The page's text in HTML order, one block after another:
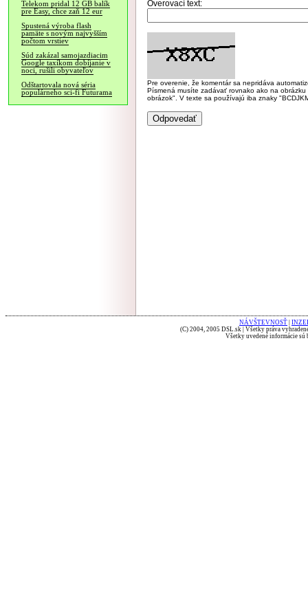
Telekom pridal 12 GB balík
pre Easy, chce zaň 12 eur
Spustená výroba flash
pamäte s novým najvyšším
počtom vrstiev
Súd zakázal samojazdiacim
Google taxíkom dobíjanie v
noci, rušili obyvateľov
Odštartovala nová séria
populárneho sci-fi Futurama
Overovací text:
Pre overenie, že komentár sa nepridáva
Písmená musíte zadávať rovnako ako na
obrázok". V texte sa používajú iba znaky
NÁVŠTEVNOSŤ
(C) 2004, 2005 DSL.sk | Všetky práva
Všetky uvedené informácie sú